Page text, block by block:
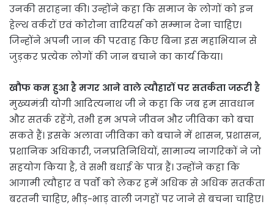
उनकी सराहना की। उन्होंने कहा कि समाज के लोगों को इन
हेल्थ वर्करों एवं कोरोना वारियर्स को सम्मान देना चाहिए।
जिन्होंने अपनी जान की परवाह किए बिना इस महाभियान से
जुड़कर प्रत्येक लोगों की जान बचाने का कार्य किया।
खौफ कम हुआ है मगर आने वाले त्यौहारों पर सतर्कता जरूरी है
मुख्यमंत्री योगी आदित्यनाथ जी ने कहा कि जब हम सावधान
और सतर्क रहेंगे, तभी हम अपने जीवन और जीविका को बचा
सकते हैं। इसके अलावा जीविका को बचाने में शासन, प्रशासन,
प्रशानिक अधिकारी, जनप्रतिनिधियों, सामान्य नागरिकों ने जो
सहयोग किया है, वे सभी बधाई के पात्र हैं। उन्होंने कहा कि
आगामी त्यौहार व पर्वो को लेकर हमें अधिक से अधिक सतर्कता
बरतनी चाहिए, भीड़-भाड़ वाली जगहों पर जाने से बचना चाहिए।